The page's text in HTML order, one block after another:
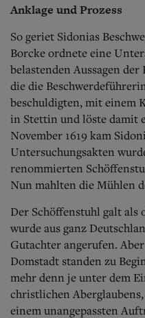
Anklage und Prozess
So geriet Sidonias
Borcke ordnete eine
belastenden Aussagen
die die
beschuldigten, mit einem
in Stettin und löste damit
November 1619 kam
Untersuchungsakten
renommierten
Nun mahlten die Mühlen
Der Schöffenstuhl galt
wurde aus ganz
Gutachter angerufen.
Domstadt standen zu
mehr denn je unter dem
christlichen
einem unangepassten